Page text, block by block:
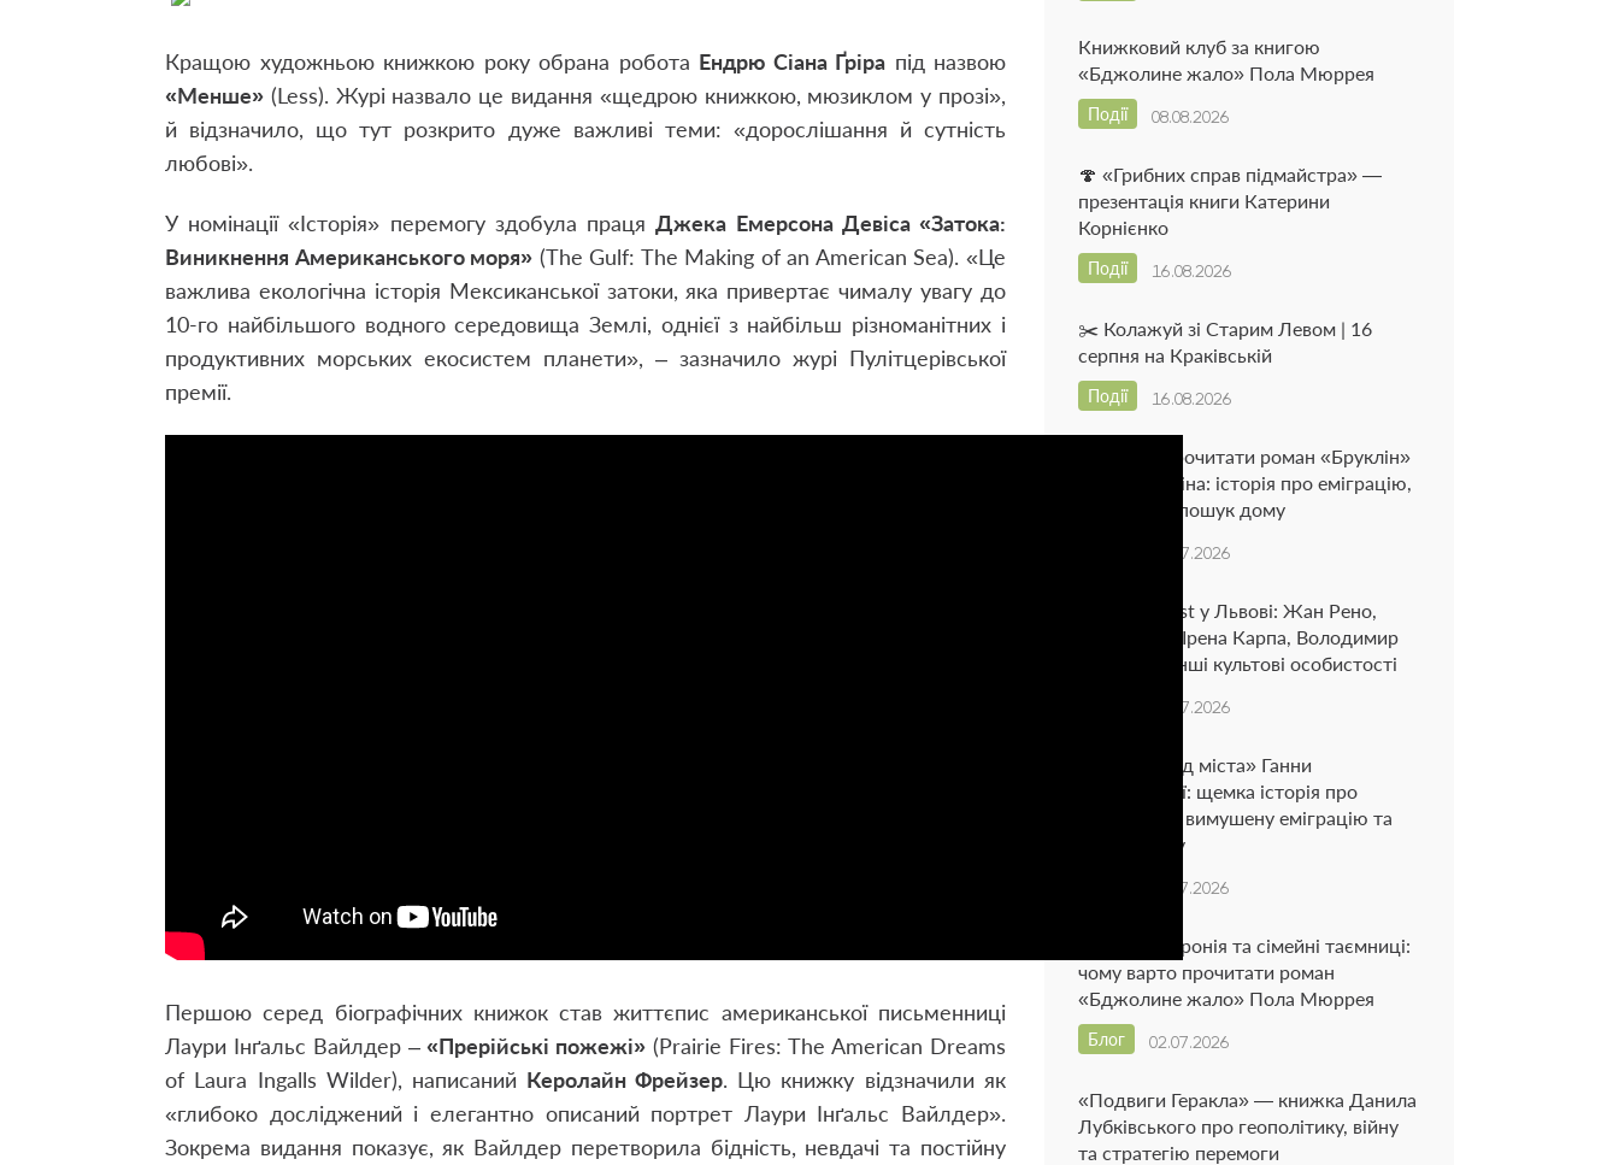
Кращою художньою книжкою року обрана робота Ендрю Сіана Ґріра під назвою
«Менше» (Less). Журі назвало це видання «щедрою книжкою, мюзиклом у прозі»,
й відзначило, що тут розкрито дуже важливі теми: «дорослішання й сутність
любові».
У номінації «Історія» перемогу здобула працяДжека Емерсона Девіса «Затока:
Виникнення Американського моря» (The Gulf: The Making of an American Sea). «Це
важлива екологічна історія Мексиканської затоки, яка привертає чималу увагу до
10-го найбільшого водного середовища Землі, однієї з найбільш різноманітних і
продуктивних морських екосистем планети», – зазначило журі Пулітцерівської
премії.
Першою серед біографічних книжок став життєпис американської письменниці
Лаури Інґальс Вайлдер – «Прерійські пожежі» (Prairie Fires: The American Dreams
of Laura Ingalls Wilder), написаний Керолайн Фрейзер. Цю книжку відзначили як
«глибоко досліджений і елегантно описаний портрет Лаури Інґальс Вайлдер».
Зокрема видання показує, як Вайлдер перетворила бідність, невдачі та постійну
Книжковий клуб за книгою
«Бджолине жало» Пола Мюррея
08.08.2026
Події
🍄 «Грибних справ підмайстра» —
презентація книги Катерини
Корнієнко
16.08.2026
Події
✂️ Колажуй зі Старим Левом | 16
серпня на Краківській
16.08.2026
Події
5 причин прочитати роман «Бруклін»
Колма Тойбіна: історія про еміграцію,
кохання та пошук дому
24.07.2026
BestsellerFest у Львові: Жан Рено,
Артем Чех, Ірена Карпа, Володимир
Кличко та інші культові особистості
14.07.2026
«На захід від міста» Ганни
Городецької: щемка історія про
самотність, вимушену еміграцію та
пошук дому
06.07.2026
Рій думок, іронія та сімейні таємниці:
чому варто прочитати роман
«Бджолине жало» Пола Мюррея
02.07.2026
Блог
«Подвиги Геракла» — книжка Данила
Лубківського про геополітику, війну
та стратегію перемоги